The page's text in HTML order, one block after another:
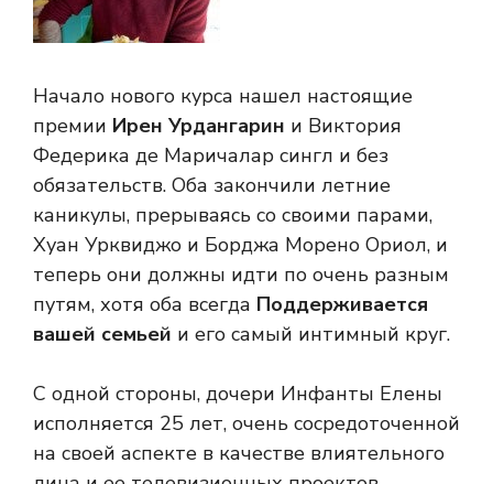
Начало нового курса нашел настоящие
премии Ирен Урдангарин и Виктория
Федерика де Маричалар сингл и без
обязательств. Оба закончили летние
каникулы, прерываясь со своими парами,
Хуан Урквиджо и Борджа Морено Ориол, и
теперь они должны идти по очень разным
путям, хотя оба всегда Поддерживается
вашей семьей и его самый интимный круг.
С одной стороны, дочери Инфанты Елены
исполняется 25 лет, очень сосредоточенной
на своей аспекте в качестве влиятельного